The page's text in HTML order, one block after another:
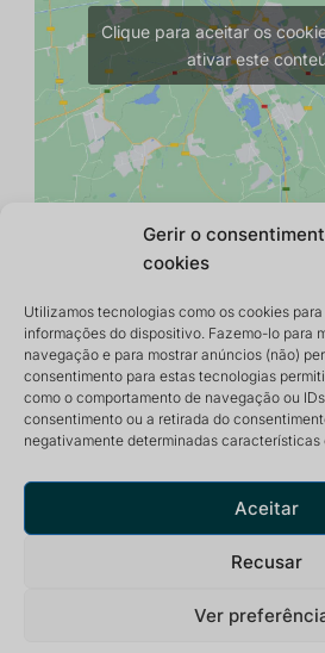
Gerir o
cookies
Utilizamos tecnologias como os cookies
informações do dispositivo. Fazemo-lo para
navegação e para mostrar anúncios (não)
consentimento para estas tecnologias
como o comportamento de navegação ou
consentimento ou a retirada do
negativamente determinadas características
Aceitar
Recusar
Ver
Clique para aceitar os
ativar este
pacífico e inspirador para uma vida